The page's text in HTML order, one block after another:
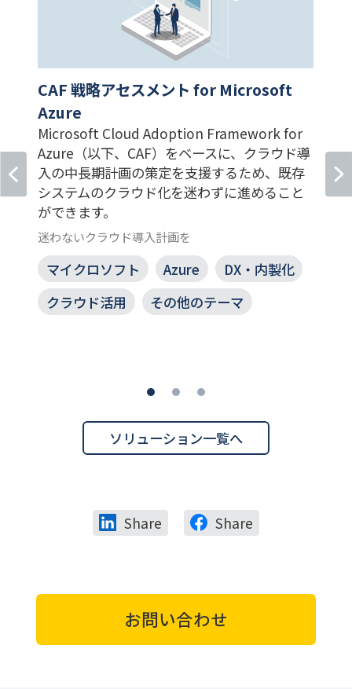
CAF 戦略アセスメント for Microsoft
Azure
Microsoft Cloud Adoption Framework for
Azure（以下、CAF）をベースに、クラウド導
入の中長期計画の策定を支援するため、既存
システムのクラウド化を迷わずに進めること
ができます。
迷わないクラウド導入計画を
マイクロソフト Azure
DX・内製化
クラウド活用
その他のテーマ
ソリューション一覧へ
Share Share
お問い合わせ